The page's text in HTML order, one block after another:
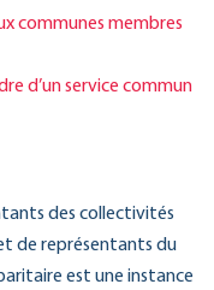
communes membres
d’un service commun
des collectivités
de représentants du
est une instance